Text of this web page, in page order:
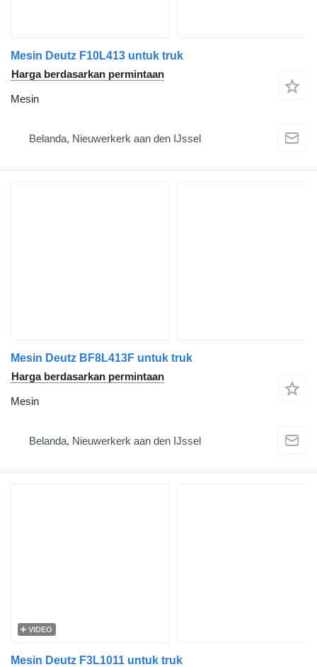
Mesin Deutz F10L413 untuk truk
Harga berdasarkan permintaan
Mesin
Belanda, Nieuwerkerk aan den IJssel
Mesin Deutz BF8L413F untuk truk
Harga berdasarkan permintaan
Mesin
Belanda, Nieuwerkerk aan den IJssel
VIDEO
Mesin Deutz F3L1011 untuk truk